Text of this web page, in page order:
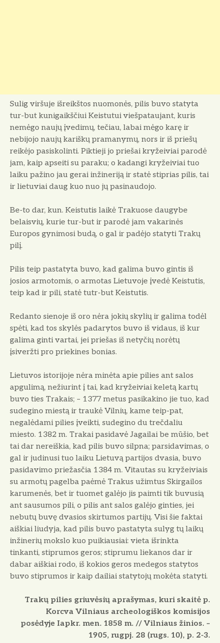
Sulig viršuje išreikštos nuomonės, pilis buvo statyta
tur-but kunigaikščiui Keistutui viešpataujant, kuris
nemėgo naujų įvedimų, tečiau, labai mėgo karę ir
nebijojo naujų kariškų pramanymų, nors ir iš priešų
reikėjo pasiskolinti. Piktieji jo priešai kryžeiviai parodė
jam, kaip apseiti su paraku; o kadangi kryžeiviai tuo
laiku pažino jau gerai inžineriją ir statė stiprias pilis, tai
ir lietuviai daug kuo nuo jų pasinaudojo.
Be-to dar, kun. Keistutis laikė Trakuose daugybe
belaisvių, kurie tur-but ir parodė jam vakarinės
Europos gynimosi budą, o gal ir padėjo statyti Trakų
pilį.
Pilis teip pastatyta buvo, kad galima buvo gintis iš
josios armotomis, o armotas Lietuvoje įvedė Keistutis,
teip kad ir pili, statė tutr-but Keistutis.
Redanto sienoje iš oro nėra jokių skylių ir galima todėl
spėti, kad tos skylės padarytos buvo iš vidaus, iš kur
galima ginti vartai, jei priešas iš netyčių norėtų
įsiveržti pro priekines bonias.
Lietuvos istorijoje nėra minėta apie pilies ant salos
apgulimą, nežiurint į tai, kad kryžeiviai keletą kartų
buvo ties Trakais; – 1377 metus pasikakino jie tuo, kad
sudegino miestą ir traukė Vilnių, kame teip-pat,
negalėdami pilies įveikti, sudegino du trečdaliu
miesto. 1382 m. Trakai pasidavė Jagailai be mūšio, bet
tai dar nereiškia, kad pilis buvo silpna; parsidavimas, o
gal ir judinusi tuo laiku Lietuvą partijos dvasia, buvo
pasidavimo priežasčia 1384 m. Vitautas su kryžeiviais
su armotų pagelba paėmė Trakus užimtus Skirgailos
karumenės, bet ir tuomet galėjo jis paimti tik buvusią
ant sausumos pili, o pilis ant salos galėjo ginties, jei
nebutų buvę dvasios skirtumos partijų. Visi šie faktai
aiškiai liudyja, kad pilis buvo pastatyta sulyg tų laikų
inžinerių mokslo kuo puikiausiai: vieta išrinkta
tinkanti, stiprumos geros; stiprumu liekanos dar ir
dabar aiškiai rodo, iš kokios geros medegos statytos
buvo stiprumos ir kaip dailiai statytojų mokėta statyti.
Trakų pilies griuvėsių aprašymas, kuri skaitė p.
Korcva Vilniaus archeologiškos komisijos
posėdyje Iapkr. men. 1858 m. // Vilniaus žinios. –
1905, rugpj. 28 (rugs. 10), p. 2-3.